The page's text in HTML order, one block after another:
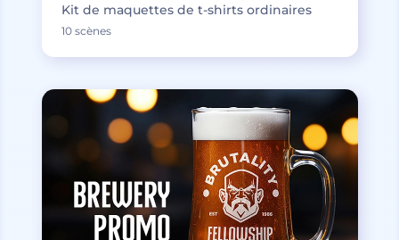
Kit de maquettes de t-shirts ordinaires
10 scènes